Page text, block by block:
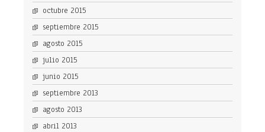
octubre 2015
septiembre 2015
agosto 2015
julio 2015
junio 2015
septiembre 2013
agosto 2013
abril 2013